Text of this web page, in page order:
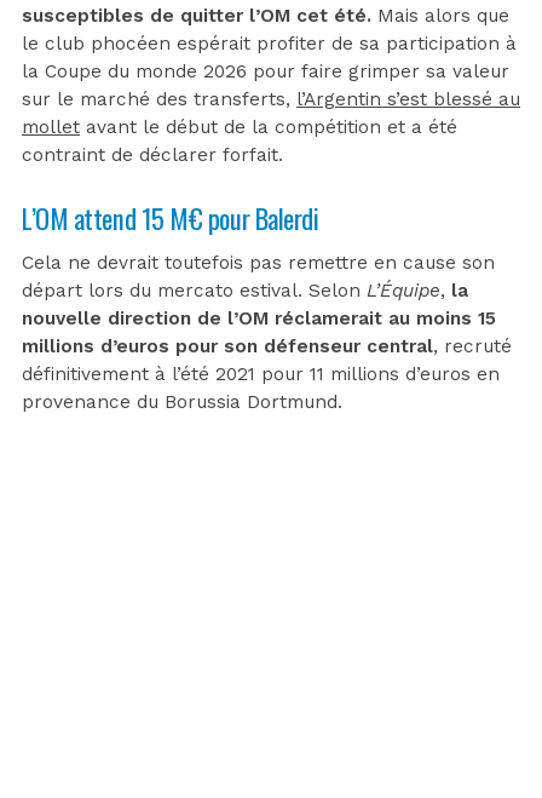
susceptibles de quitter l’OM cet été. Mais alors que
le club phocéen espérait profiter de sa participation à
la Coupe du monde 2026 pour faire grimper sa valeur
sur le marché des transferts, l’Argentin s’est blessé au
mollet avant le début de la compétition et a été
contraint de déclarer forfait.
L’OM attend 15 M€ pour Balerdi
Cela ne devrait toutefois pas remettre en cause son
départ lors du mercato estival. Selon L’Équipe, la
nouvelle direction de l’OM réclamerait au moins 15
millions d’euros pour son défenseur central, recruté
définitivement à l’été 2021 pour 11 millions d’euros en
provenance du Borussia Dortmund.